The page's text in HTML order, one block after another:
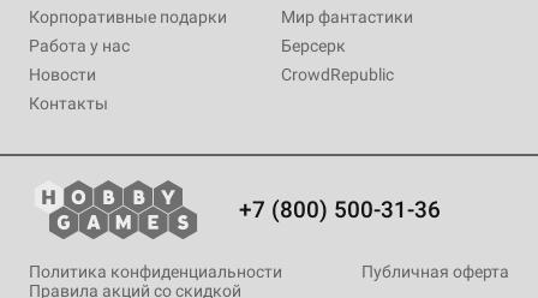
Корпоративные подарки
Работа у нас
Новости
Контакты
Мир фантастики
Берсерк
CrowdRepublic
+7 (800) 500-31-36
Политика конфиденциальности
Публичная оферта
Правила акций со скидкой